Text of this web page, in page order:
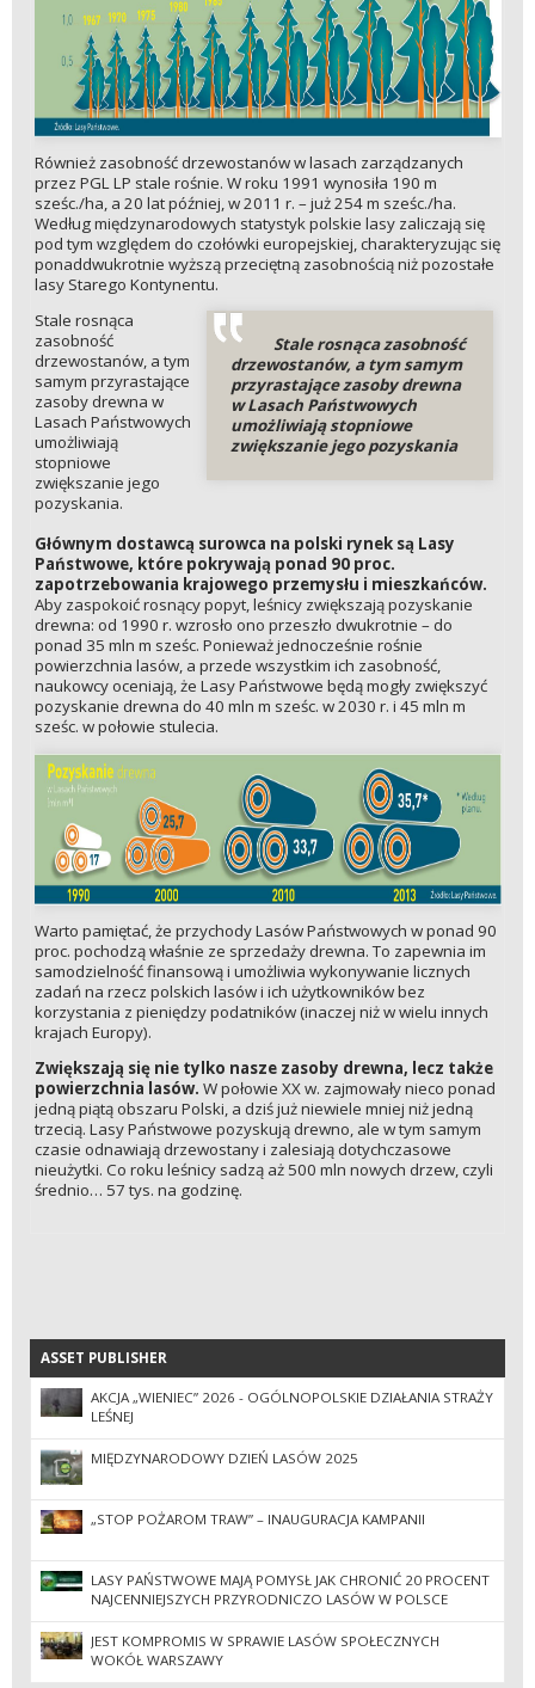
Również zasobność drzewostanów w lasach zarządzanych
przez PGL LP stale rośnie. W roku 1991 wynosiła 190 m
sześc./ha, a 20 lat później, w 2011 r. – już 254 m sześc./ha.
Według międzynarodowych statystyk polskie lasy zaliczają się
pod tym względem do czołówki europejskiej, charakteryzując się
ponaddwukrotnie wyższą przeciętną zasobnością niż pozostałe
lasy Starego Kontynentu.
Stale rosnąca zasobność
drzewostanów, a tym samym
przyrastające zasoby drewna
w Lasach Państwowych
umożliwiają stopniowe
zwiększanie jego pozyskania
Stale rosnąca
zasobność
drzewostanów, a tym
samym przyrastające
zasoby drewna w
Lasach Państwowych
umożliwiają
stopniowe
zwiększanie jego
pozyskania.
Głównym dostawcą surowca na polski rynek są Lasy
Państwowe, które pokrywają ponad 90 proc.
zapotrzebowania krajowego przemysłu i mieszkańców.
Aby zaspokoić rosnący popyt, leśnicy zwiększają pozyskanie
drewna: od 1990 r. wzrosło ono przeszło dwukrotnie – do
ponad 35 mln m sześc. Ponieważ jednocześnie rośnie
powierzchnia lasów, a przede wszystkim ich zasobność,
naukowcy oceniają, że Lasy Państwowe będą mogły zwiększyć
pozyskanie drewna do 40 mln m sześc. w 2030 r. i 45 mln m
sześc. w połowie stulecia.
Warto pamiętać, że przychody Lasów Państwowych w ponad 90
proc. pochodzą właśnie ze sprzedaży drewna. To zapewnia im
samodzielność finansową i umożliwia wykonywanie licznych
zadań na rzecz polskich lasów i ich użytkowników bez
korzystania z pieniędzy podatników (inaczej niż w wielu innych
krajach Europy).
Zwiększają się nie tylko nasze zasoby drewna, lecz także
powierzchnia lasów. W połowie XX w. zajmowały nieco ponad
jedną piątą obszaru Polski, a dziś już niewiele mniej niż jedną
trzecią. Lasy Państwowe pozyskują drewno, ale w tym samym
czasie odnawiają drzewostany i zalesiają dotychczasowe
nieużytki. Co roku leśnicy sadzą aż 500 mln nowych drzew, czyli
średnio… 57 tys. na godzinę.
ASSET PUBLISHER
ASSET PUBLISHER
AKCJA „WIENIEC” 2026 - OGÓLNOPOLSKIE DZIAŁANIA STRAŻY
LEŚNEJ
MIĘDZYNARODOWY DZIEŃ LASÓW 2025
„STOP POŻAROM TRAW” – INAUGURACJA KAMPANII
LASY PAŃSTWOWE MAJĄ POMYSŁ JAK CHRONIĆ 20 PROCENT
NAJCENNIEJSZYCH PRZYRODNICZO LASÓW W POLSCE
JEST KOMPROMIS W SPRAWIE LASÓW SPOŁECZNYCH
WOKÓŁ WARSZAWY